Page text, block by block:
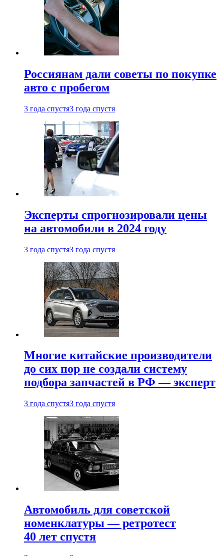
Россиянам дали советы по покупке
авто с пробегом
3 года спустя3 года спустя
Эксперты спрогнозировали цены
на автомобили в 2024 году
3 года спустя3 года спустя
Многие китайские производители
до сих пор не создали систему
подбора запчастей в РФ — эксперт
3 года спустя3 года спустя
Автомобиль для советской
номенклатуры — ретротест
40 лет спустя